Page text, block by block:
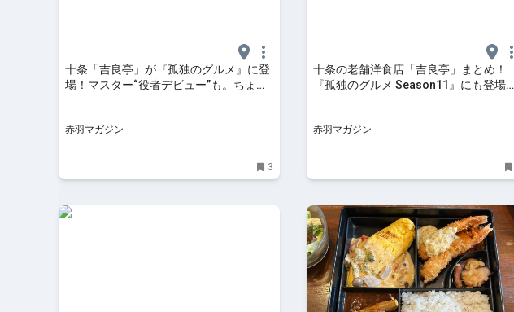
十条「吉良亭」が『孤独のグルメ』に登
場！マスター“役者デビュー”も。ちょっ
赤羽マガジン
3
十条の老舗洋食店「吉良亭」まとめ！
『孤独のグルメ Season11』にも登場し
赤羽マガジン